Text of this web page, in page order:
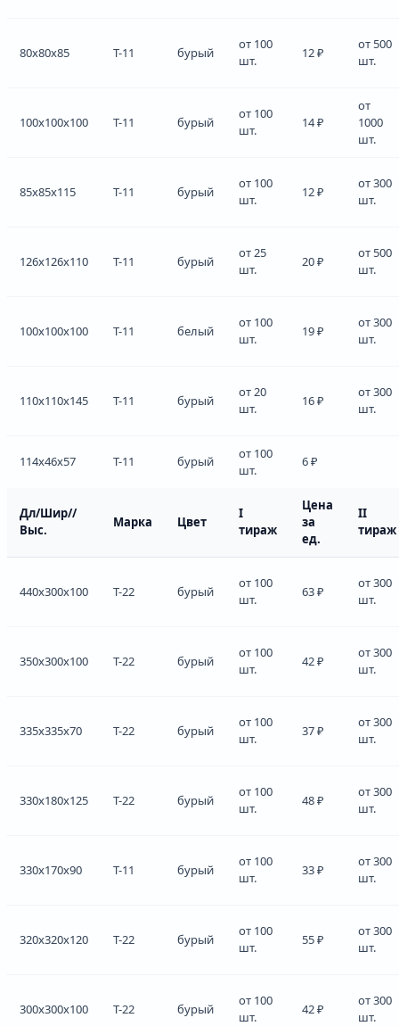
80x80x85 Т-11 бурый
от 100
шт.
12 ₽
от 500
шт.
100x100x100 Т-11 бурый
от 100
шт.
14 ₽
от
1000
шт.
85x85x115 Т-11 бурый
от 100
шт.
12 ₽
от 300
шт.
126x126x110 Т-11 бурый
от 25
шт.
20 ₽
от 500
шт.
100x100x100 Т-11 белый
от 100
шт.
19 ₽
от 300
шт.
110x110x145 Т-11 бурый
от 20
шт.
16 ₽
от 300
шт.
114x46x57 Т-11 бурый
от 100
шт.
6 ₽
Дл/Шир//
Выс.
Марка Цвет
I
тираж
Цена
за
ед.
II
тираж
440x300x100 Т-22 бурый
от 100
шт.
63 ₽
от 300
шт.
350x300x100 Т-22 бурый
от 100
шт.
42 ₽
от 300
шт.
335x335x70 Т-22 бурый
от 100
шт.
37 ₽
от 300
шт.
330x180x125 Т-22 бурый
от 100
шт.
48 ₽
от 300
шт.
330x170x90 Т-11 бурый
от 100
шт.
33 ₽
от 300
шт.
320x320x120 Т-22 бурый
от 100
шт.
55 ₽
от 300
шт.
300x300x100 Т-22 бурый
от 100
шт.
42 ₽
от 300
шт.